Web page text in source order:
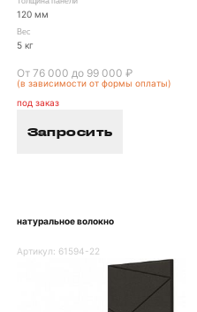
Толщина панели
120 мм
Вес
5 кг
От 76 000 до 99 000 ₽
(в зависимости от формы оплаты)
под заказ
Запросить
натуральное волокно
Артикул: 61594-22